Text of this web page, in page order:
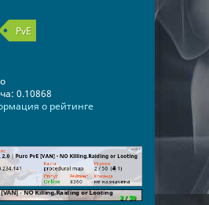
PvE
0.10868
о рейтинге